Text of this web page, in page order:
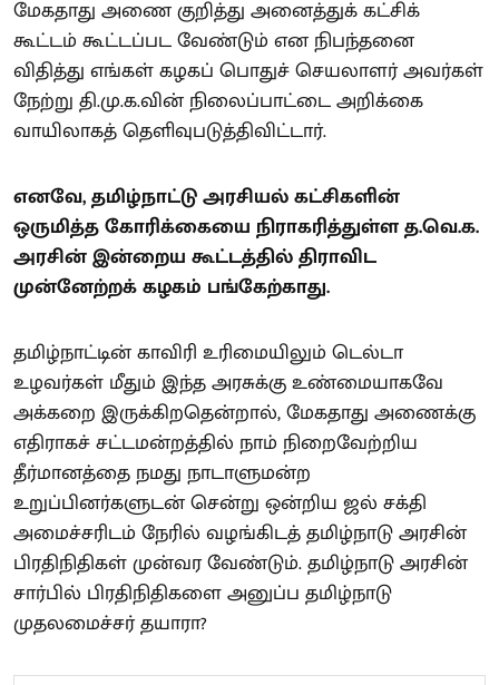
மேகதாது அணை குறித்து அனைத்துக் கட்சிக்
கூட்டம் கூட்டப்பட வேண்டும் என நிபந்தனை
விதித்து எங்கள் கழகப் பொதுச் செயலாளர் அவர்கள்
நேற்று தி.மு.க.வின் நிலைப்பாட்டை அறிக்கை
வாயிலாகத் தெளிவுபடுத்திவிட்டார்.
எனவே, தமிழ்நாட்டு அரசியல் கட்சிகளின்
ஒருமித்த கோரிக்கையை நிராகரித்துள்ள த.வெ.க.
அரசின் இன்றைய கூட்டத்தில் திராவிட
முன்னேற்றக் கழகம் பங்கேற்காது.
தமிழ்நாட்டின் காவிரி உரிமையிலும் டெல்டா
உழவர்கள் மீதும் இந்த அரசுக்கு உண்மையாகவே
அக்கறை இருக்கிறதென்றால், மேகதாது அணைக்கு
எதிராகச் சட்டமன்றத்தில் நாம் நிறைவேற்றிய
தீர்மானத்தை நமது நாடாளுமன்ற
உறுப்பினர்களுடன் சென்று ஒன்றிய ஜல் சக்தி
அமைச்சரிடம் நேரில் வழங்கிடத் தமிழ்நாடு அரசின்
பிரதிநிதிகள் முன்வர வேண்டும். தமிழ்நாடு அரசின்
சார்பில் பிரதிநிதிகளை அனுப்ப தமிழ்நாடு
முதலமைச்சர் தயாரா?